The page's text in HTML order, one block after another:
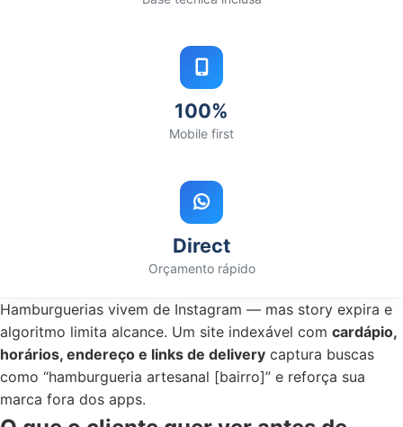
100%
Mobile first
Direct
Orçamento rápido
Hamburguerias vivem de Instagram — mas story expira e
algoritmo limita alcance. Um site indexável com cardápio,
horários, endereço e links de delivery captura buscas
como “hamburgueria artesanal [bairro]” e reforça sua
marca fora dos apps.